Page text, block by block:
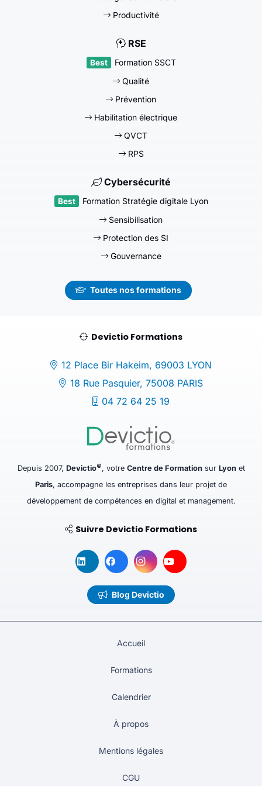
Productivité
RSE
Formation SSCT
Qualité
Prévention
Habilitation électrique
QVCT
RPS
Cybersécurité
Formation Stratégie digitale Lyon
Sensibilisation
Protection des SI
Gouvernance
Toutes nos formations
Devictio Formations
12 Place Bir Hakeim, 69003 LYON
18 Rue Pasquier, 75008 PARIS
04 72 64 25 19
Depuis 2007, Devictio©, votre Centre de Formationsur Lyonet
Paris, accompagne les entreprises dans leur projet de
développement de compétences en digital et management.
Suivre Devictio Formations
Blog Devictio
Accueil
Formations
Calendrier
À propos
Mentions légales
CGU